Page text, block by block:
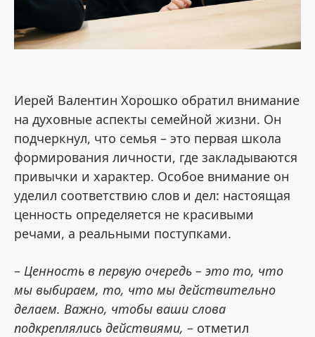
Иерей Валентин Хорошко обратил внимание
на духовные аспекты семейной жизни. Он
подчеркнул, что семья – это первая школа
формирования личности, где закладываются
привычки и характер. Особое внимание он
уделил соответствию слов и дел: настоящая
ценность определяется не красивыми
речами, а реальными поступками.
– Ценность в первую очередь – это то, что
мы выбираем, то, что мы действительно
делаем. Важно, чтобы ваши слова
подкреплялись действиями, – отметил